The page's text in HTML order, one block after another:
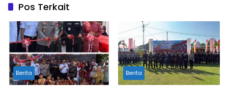
Pos Terkait
Berita Berita